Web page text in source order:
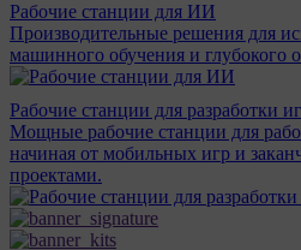
Рабочие станции для ИИ
Производительные решения для
машинного обучения и глубокого
Рабочие станции для разработки
Мощные рабочие станции для
начиная от мобильных игр и
проектами.